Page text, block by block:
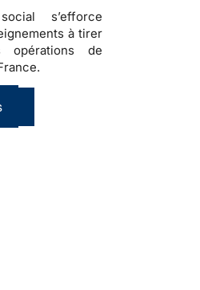
s’efforce
à tirer
opérations de